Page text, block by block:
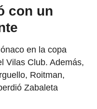
con un
en la copa
Vilas Club. Además,
Roitman,
Zabaleta